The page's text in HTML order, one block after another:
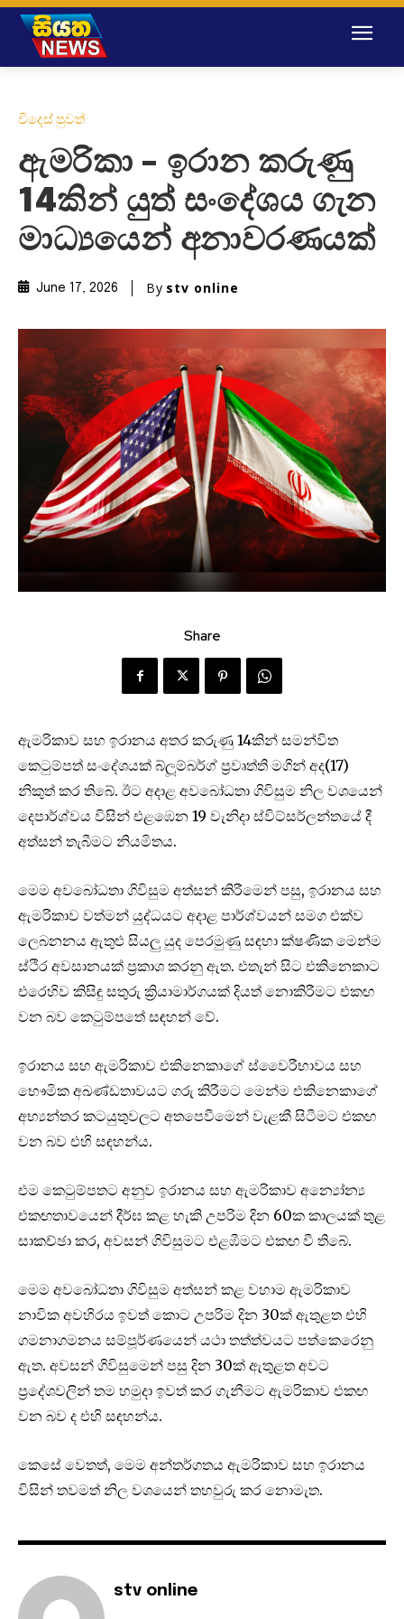
විදෙස් පුවත්
ඇමරිකා – ඉරාන කරුණු
14කින් යුත් සංදේශය ගැන
මාධ්‍යයෙන් අනාවරණයක්
June 17, 2026 By stv online
Share
ඇමරිකාව සහ ඉරානය අතර කරුණු 14කින් සමන්විත
කෙටුම්පත් සංදේශයක් බ්ලූම්බර්ග් ප්‍රවෘත්ති මගින් අද(17)
නිකුත් කර තිබේ. ඊට අදාළ අවබෝධතා ගිවිසුම නිල වශයෙන්
දෙපාර්ශ්වය විසින් එළඹෙන 19 වැනිදා ස්විට්සර්ලන්තයේ දී
අත්සන් තැබීමට නියමිතය.
මෙම අවබෝධතා ගිවිසුම අත්සන් කිරීමෙන් පසු, ඉරානය සහ
ඇමරිකාව වත්මන් යුද්ධයට අදාළ පාර්ශ්වයන් සමග එක්ව
ලෙබනනය ඇතුළු සියලු යුද පෙරමුණු සඳහා ක්ෂණික මෙන්ම
ස්ථිර අවසානයක් ප්‍රකාශ කරනු ඇත. එතැන් සිට එකිනෙකාට
එරෙහිව කිසිඳු සතුරු ක්‍රියාමාර්ගයක් දියත් නොකිරීමට එකඟ
වන බව කෙටුම්පතේ සඳහන් වේ.
ඉරානය සහ ඇමරිකාව එකිනෙකාගේ ස්වෛරීභාවය සහ
භෞමික අඛණ්ඩතාවයට ගරු කිරීමට මෙන්ම එකිනෙකාගේ
අභ්‍යන්තර කටයුතුවලට අතපෙවීමෙන් වැළකී සිටීමට එකඟ
වන බව එහි සඳහන්ය.
එම කෙටුම්පතට අනුව ඉරානය සහ ඇමරිකාව අන්‍යෝන්‍ය
එකඟතාවයෙන් දීර්ඝ කළ හැකි උපරිම දින 60ක කාලයක් තුළ
සාකච්ඡා කර, අවසන් ගිවිසුමට එළඹීමට එකඟ වී තිබේ.
මෙම අවබෝධතා ගිවිසුම අත්සන් කළ වහාම ඇමරිකාව
නාවික අවහිරය ඉවත් කොට උපරිම දින 30ක් ඇතුළත එහි
ගමනාගමනය සම්පූර්ණයෙන් යථා තත්ත්වයට පත්කෙරෙනු
ඇත. අවසන් ගිවිසුමෙන් පසු දින 30ක් ඇතුළත අවට
ප්‍රදේශවලින් තම හමුදා ඉවත් කර ගැනීමට ඇමරිකාව එකඟ
වන බව ද එහි සඳහන්ය.
කෙසේ වෙතත්, මෙම අන්තර්ගතය ඇමරිකාව සහ ඉරානය
විසින් තවමත් නිල වශයෙන් තහවුරු කර නොමැත.
stv online